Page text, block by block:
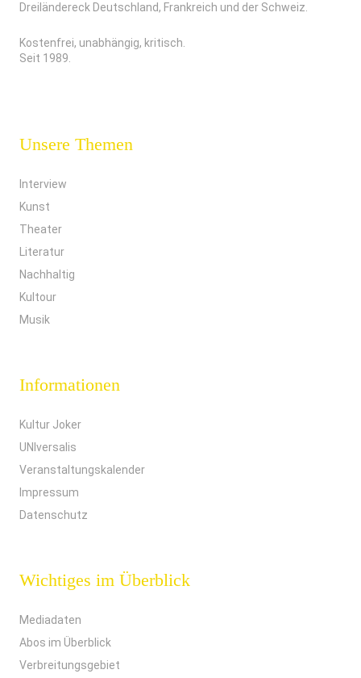
Dreiländereck Deutschland, Frankreich und der Schweiz.
Kostenfrei, unabhängig, kritisch.
Seit 1989.
Unsere Themen
Interview
Kunst
Theater
Literatur
Nachhaltig
Kultour
Musik
Informationen
Kultur Joker
UNIversalis
Veranstaltungskalender
Impressum
Datenschutz
Wichtiges im Überblick
Mediadaten
Abos im Überblick
Verbreitungsgebiet